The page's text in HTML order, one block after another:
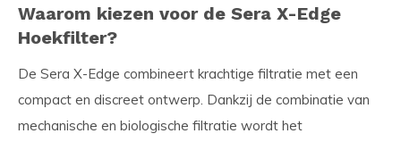
Waarom kiezen voor de Sera X-Edge
Hoekfilter?
De Sera X-Edge combineert krachtige filtratie met een
compact en discreet ontwerp. Dankzij de combinatie van
mechanische en biologische filtratie wordt het